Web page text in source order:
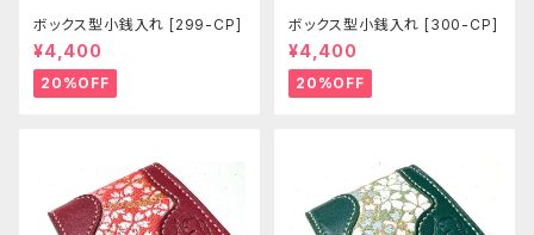
ボックス型小銭入れ [299-CP]
¥4,400
20%OFF
ボックス型小銭入れ [300-CP]
¥4,400
20%OFF